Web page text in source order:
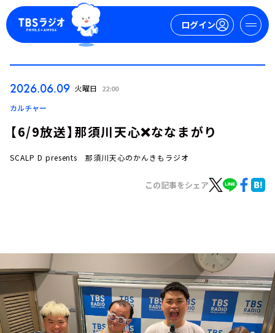
ログイン
トピックス
TBS Podcast
お知らせ
イベント・グッズ
YouTube
会社情報
2026.06.09 火曜日 22:00
カルチャー
【6/9放送】那須川天心❌ななまがり
SCALP D presents 那須川天心のかんきもラジオ
この記事をシェア